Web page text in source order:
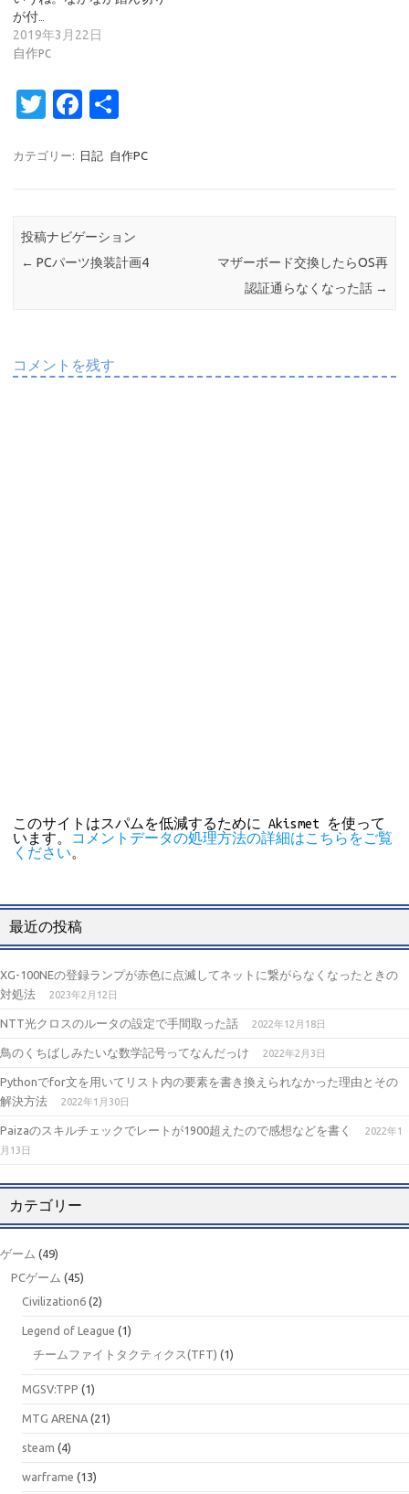
が付…
2019年3月22日
自作PC
T
it
Fa
e
o
k
カテゴリー: 日記 自作PC
投稿ナビゲーション
← PCパーツ換装計画4
マザーボード交換したらOS再
認証通らなくなった話 →
コメントを残す
このサイトはスパムを低減するために Akismet を使って
います。
コメントデータの処理方法の詳細はこちらをご覧
ください。
最近の投稿
XG-100NEの登録ランプが赤色に点滅してネットに繋がらなくなったときの
対処法
2023年2月12日
NTT光クロスのルータの設定で手間取った話 2022年12月18日
鳥のくちばしみたいな数学記号ってなんだっけ 2022年2月3日
Pythonでfor文を用いてリスト内の要素を書き換えられなかった理由とその
解決方法
2022年1月30日
Paizaのスキルチェックでレートが1900超えたので感想などを書く
2022年1
月13日
カテゴリー
ゲーム (49)
PCゲーム (45)
Civilization6 (2)
Legend of League (1)
チームファイトタクティクス(TFT) (1)
MGSV:TPP (1)
MTG ARENA (21)
steam (4)
warframe (13)